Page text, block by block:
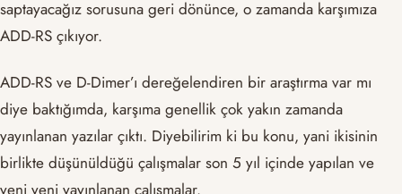
saptayacağız sorusuna geri dönünce, o zamanda karşımıza
ADD-RS çıkıyor.
ADD-RS ve D-Dimer’ı dereğelendiren bir araştırma var mı
diye baktığımda, karşıma genellik çok yakın zamanda
yayınlanan yazılar çıktı. Diyebilirim ki bu konu, yani ikisinin
birlikte düşünüldüğü çalışmalar son 5 yıl içinde yapılan ve